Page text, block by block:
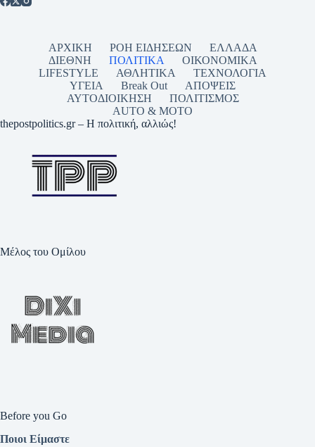
ΑΡΧΙΚΗ ΡΟΗ ΕΙΔΗΣΕΩΝ
ΕΛΛΑΔΑ
ΔΙΕΘΝΗ
ΠΟΛΙΤΙΚΑ
ΟΙΚΟΝΟΜΙΚΑ
LIFESTYLE
ΑΘΛΗΤΙΚΑ
ΤΕΧΝΟΛΟΓΙΑ
ΥΓΕΙΑ
Break Out
ΑΠΟΨΕΙΣ
ΑΥΤΟΔΙΟΙΚΗΣΗ
ΠΟΛΙΤΙΣΜΟΣ
AUTO & MOTO
thepostpolitics.gr – Η πολιτική, αλλιώς!
Μέλος του Ομίλου
Before you Go
Ποιοι Είμαστε